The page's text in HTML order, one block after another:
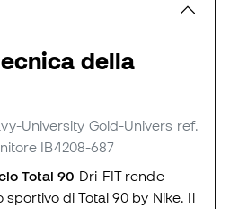
della
University Gold-Univers ref.
IB4208-687
Total 90 Dri-FIT rende
di Total 90 by Nike. Il